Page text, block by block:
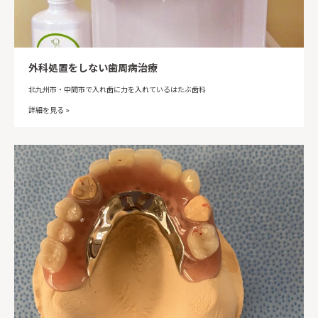
外科処置をしない歯周病治療
北九州市・中間市で入れ歯に力を入れているはたぶ歯科
詳細を見る »